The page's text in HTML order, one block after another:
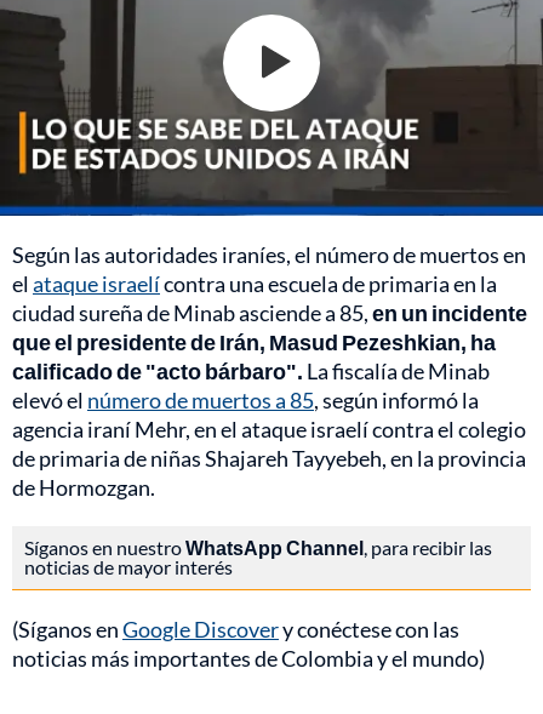
Según las autoridades iraníes, el número de muertos en
elataque israelícontra una escuela de primaria en la
ciudad sureña de Minab asciende a 85,en un incidente
que el presidente de Irán, Masud Pezeshkian, ha
calificado de "acto bárbaro". La fiscalía de Minab
elevó el número de muertos a 85, según informó la
agencia iraní Mehr, en el ataque israelí contra el colegio
de primaria de niñas Shajareh Tayyebeh, en la provincia
de Hormozgan.
Síganos en nuestroWhatsApp Channel , para recibir las
noticias de mayor interés
(Síganos enGoogle Discovery conéctese con las
noticias más importantes de Colombia y el mundo)